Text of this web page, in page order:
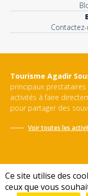
Ce site utilise des
ceux que vous
Tourisme Agadir
principaux prestataires
activités à faire
pour partager des
Voir toutes les
Conditions